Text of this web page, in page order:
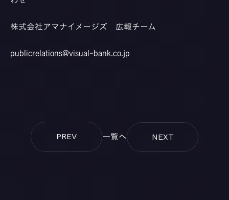
株式会社アマナイメージズ 広報チーム
publicrelations@visual-bank.co.jp
PREV 一覧へ NEXT